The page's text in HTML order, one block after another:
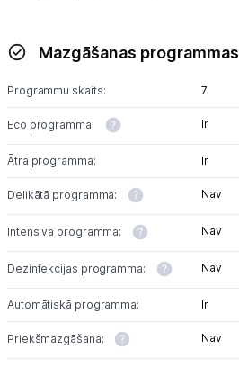
Mazgāšanas programmas
Programmu skaits: 7
Eco programma: Ir
Ātrā programma: Ir
Delikātā programma: Nav
Intensīvā programma: Nav
Dezinfekcijas programma: Nav
Automātiskā programma: Ir
Priekšmazgāšana: Nav